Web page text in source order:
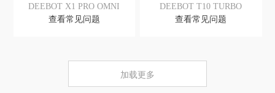
DEEBOT X1 PRO OMNI
查看常见问题
DEEBOT T10 TURBO
查看常见问题
加载更多